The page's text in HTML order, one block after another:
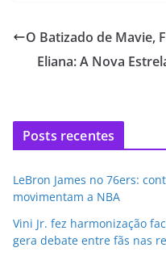
O Batizado de Mavie,
Eliana: A Nova
Posts recentes
LeBron James no 76ers:
movimentam a NBA
Vini Jr. fez harmonização
gera debate entre fãs nas